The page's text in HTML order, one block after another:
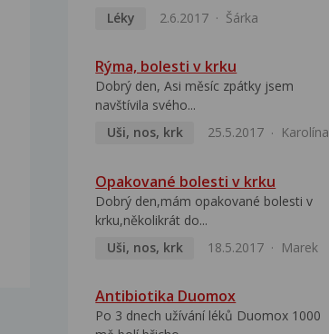
Léky
2.6.2017 Šárka
Rýma, bolesti v krku
Dobrý den, Asi měsíc zpátky jsem
navštívila svého...
Uši, nos, krk
25.5.2017 Karolína
Opakované bolesti v krku
Dobrý den,mám opakované bolesti v
krku,několikrát do...
Uši, nos, krk
18.5.2017 Marek
Antibiotika Duomox
Po 3 dnech užívání léků Duomox 1000